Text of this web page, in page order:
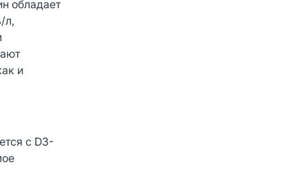
обладает
л,
и
с D3-